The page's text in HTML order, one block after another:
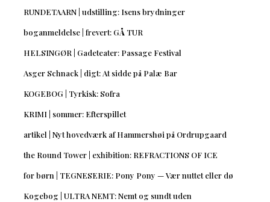
RUNDETAARN | udstilling: Isens brydninger
boganmeldelse | frevert: GÅ TUR
HELSINGØR | Gadeteater: Passage Festival
Asger Schnack | digt: At sidde på Palæ Bar
KOGEBOG | Tyrkisk: Sofra
KRIMI | sommer: Efterspillet
artikel | Nyt hovedværk af Hammershøi på Ordrupgaard
the Round Tower | exhibition: REFRACTIONS OF ICE
for børn | TEGNESERIE: Pony Pony — Vær nuttet eller dø
Kogebog | ULTRA NEMT: Nemt og sundt uden